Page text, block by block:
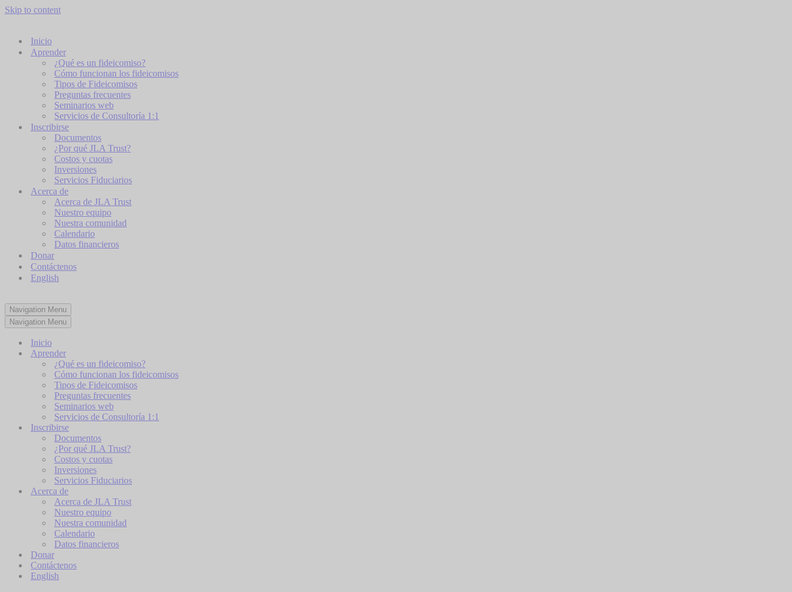
Skip to content
Inicio
Aprender
¿Qué es un fideicomiso?
Cómo funcionan los fideicomisos
Tipos de Fideicomisos​
Preguntas frecuentes
Seminarios web
Servicios de Consultoría 1:1
Inscribirse
Documentos
¿Por qué JLA Trust?
Costos y cuotas
Inversiones
Servicios Fiduciarios
Acerca de
Acerca de JLA Trust
Nuestro equipo
Nuestra comunidad
Calendario
Datos financieros
Donar
Contáctenos
English
Navigation Menu
Navigation Menu
Inicio
Aprender
¿Qué es un fideicomiso?
Cómo funcionan los fideicomisos
Tipos de Fideicomisos​
Preguntas frecuentes
Seminarios web
Servicios de Consultoría 1:1
Inscribirse
Documentos
¿Por qué JLA Trust?
Costos y cuotas
Inversiones
Servicios Fiduciarios
Acerca de
Acerca de JLA Trust
Nuestro equipo
Nuestra comunidad
Calendario
Datos financieros
Donar
Contáctenos
English